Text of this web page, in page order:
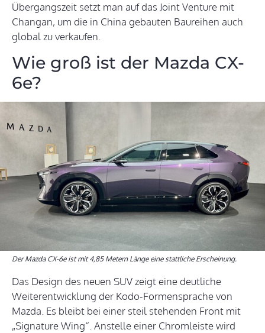
Übergangszeit setzt man auf das Joint Venture mit
Changan, um die in China gebauten Baureihen auch
global zu verkaufen.
Wie groß ist der Mazda CX-
6e?
Der Mazda CX-6e ist mit 4,85 Metern Länge eine stattliche Erscheinung.
Das Design des neuen SUV zeigt eine deutliche
Weiterentwicklung der Kodo-Formensprache von
Mazda. Es bleibt bei einer steil stehenden Front mit
„Signature Wing“. Anstelle einer Chromleiste wird